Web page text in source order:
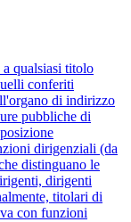
qualsiasi titolo
conferiti
di indirizzo
pubbliche di
dirigenziali (da
distinguano le
dirigenti
titolari di
con funzioni